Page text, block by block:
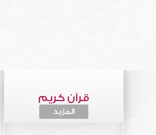
قرآن كريم
المزيد